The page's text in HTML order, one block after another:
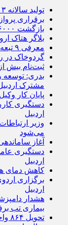
تولید سالانه ۱۳ هزار تن عسل در اردبیل
برقراری
بازگشت ۶۰۰۰ زائر اربعین به اردبیل
بلاگر هتاک
معرفی ۹ تبعه خارجی غیرمجاز به مراجع قضایی در اردبیل
گردوخاک در
ثبت‌نام بیش از ۲۰ هزار زائر اربعین از اردبیل
بدری: توسعه
مشترک
پایان کار
دستگیری
اردبیل
وزیر
می‌شود
آغاز
دستگیری
اردبیل
کاهش دمای
اردبیل
هشدار
بیماری تب